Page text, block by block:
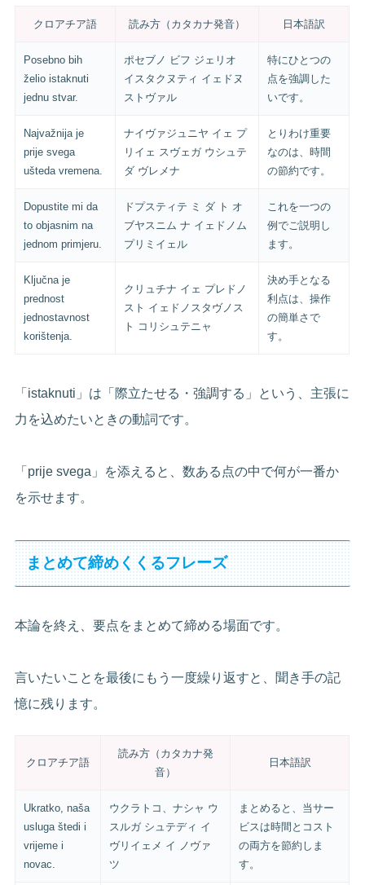
クロアチア語 読み方（カタカナ発音） 日本語訳
Posebno bih
želio istaknuti
jednu stvar.
ポセブノ ビフ ジェリオ
イスタクヌティ イェドヌ
ストヴァル
特にひとつの
点を強調した
いです。
Najvažnija je
prije svega
ušteda vremena.
ナイヴァジュニヤ イェ プ
リイェ スヴェガ ウシュテ
ダ ヴレメナ
とりわけ重要
なのは、時間
の節約です。
Dopustite mi da
to objasnim na
jednom primjeru.
ドプスティテ ミ ダ ト オ
ブヤスニム ナ イェドノム
プリミイェル
これを一つの
例でご説明し
ます。
Ključna je
prednost
jednostavnost
korištenja.
クリュチナ イェ プレドノ
スト イェドノスタヴノス
ト コリシュテニャ
決め手となる
利点は、操作
の簡単さで
す。
「istaknuti」は「際立たせる・強調する」という、主張に
力を込めたいときの動詞です。
「prije svega」を添えると、数ある点の中で何が一番か
を示せます。
まとめて締めくくるフレーズ
本論を終え、要点をまとめて締める場面です。
言いたいことを最後にもう一度繰り返すと、聞き手の記
憶に残ります。
クロアチア語
読み方（カタカナ発
音）
日本語訳
Ukratko, naša
usluga štedi i
vrijeme i
novac.
ウクラトコ、ナシャ ウ
スルガ シュテディ イ
ヴリイェメ イ ノヴァ
ツ
まとめると、当サー
ビスは時間とコスト
の両方を節約しま
す。